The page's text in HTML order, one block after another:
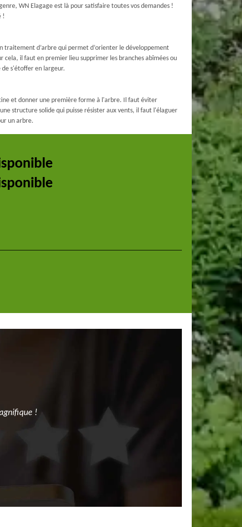
WN Elagage est là pour satisfaire toutes vos demandes !
!
traitement d’arbre qui permet d’orienter le développement
cela, il faut en premier lieu supprimer les branches abîmées ou
s'étoffer en largeur.
et donner une première forme à l'arbre. Il faut éviter
structure solide qui puisse résister aux vents, il faut l'élaguer
un arbre.
!